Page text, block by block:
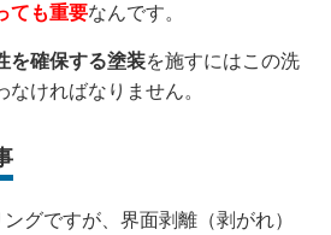
ても重要なんです。
を確保する塗装を施すにはこの洗
ければなりません。
グですが、界面剥離（剥がれ）